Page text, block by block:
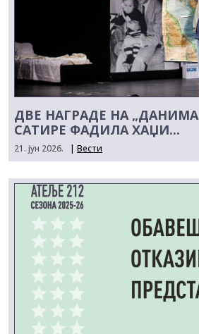
ДВЕ НАГРАДЕ НА „ДАНИМА
САТИРЕ ФАДИЛА ХАЏИ...
21. јун 2026. | Вести